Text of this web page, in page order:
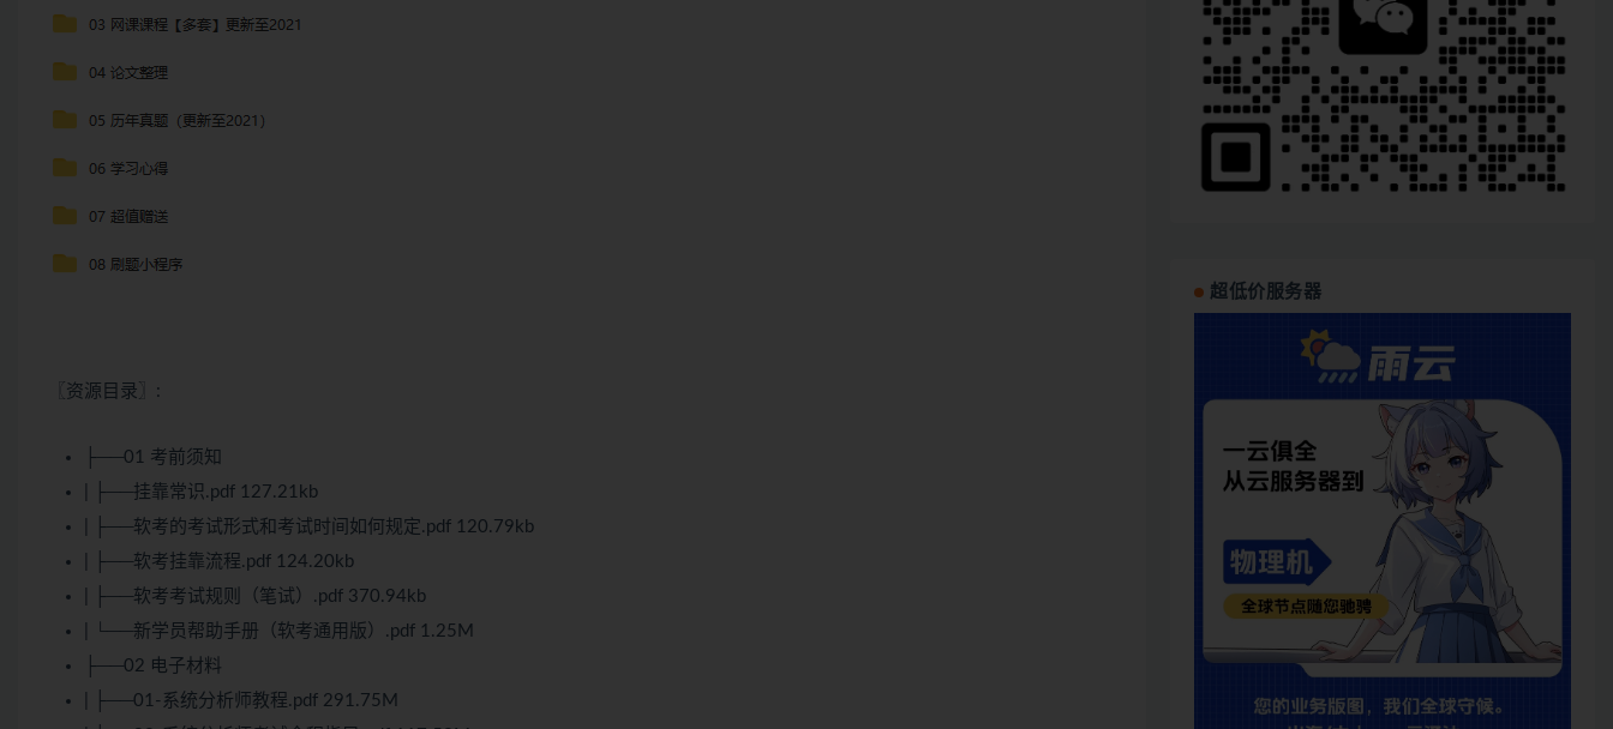
〖资源目录〗:
├──01 考前须知
| ├──挂靠常识.pdf 127.21kb
| ├──软考 的考试形式和考试时间如何规定.pdf 120.79kb
| ├──软考挂靠流程.pdf 124.20kb
| ├──软考考试规则（笔试）.pdf 370.94kb
| └──新学员帮助手册（软考通用版）.pdf 1.25M
├──02 电子材料
| ├──01-系统分析师教程.pdf 291.75M
超低价服务器